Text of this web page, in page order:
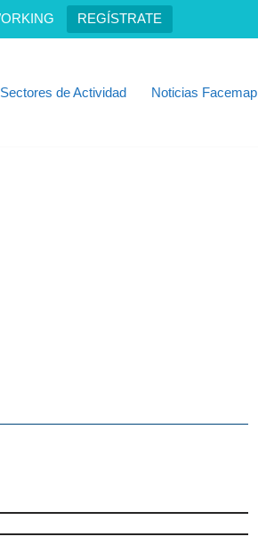
REGÍSTRATE
Sectores de Actividad Noticias Facemap